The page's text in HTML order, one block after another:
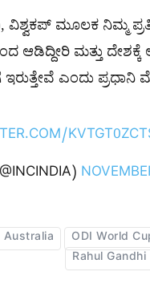
ಮೂಲಕ ನಿಮ್ಮ
ಆಡಿದ್ದೀರಿ ಮತ್ತು ದೇಶಕ್ಕೆ
ಎಂದು
ODI World
Rahul Gandhi